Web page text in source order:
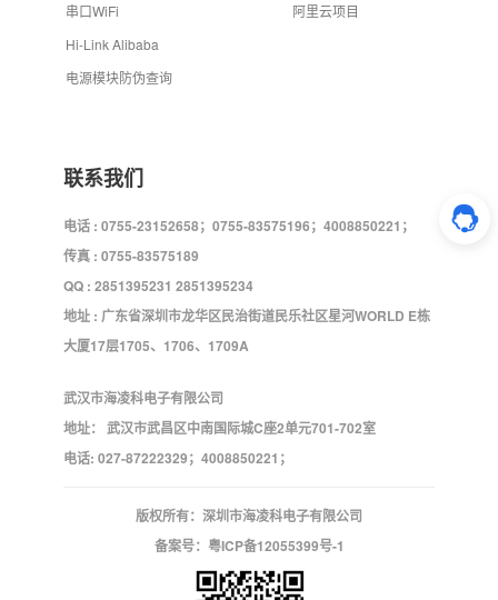
串口WiFi
Hi-Link Alibaba
电源模块防伪查询
阿里云项目
联系我们
电话 : 0755-23152658；0755-83575196；4008850221；
传真 : 0755-83575189
QQ : 2851395231 2851395234
地址 : 广东省深圳市龙华区民治街道民乐社区星河WORLD E栋
大厦17层1705、1706、1709A
武汉市海凌科电子有限公司
地址： 武汉市武昌区中南国际城C座2单元701-702室
电话: 027-87222329；4008850221；
版权所有：深圳市海凌科电子有限公司
备案号： 粤ICP备12055399号-1